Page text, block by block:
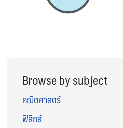
Browse by subject
คณิตศาสตร์
ฟิสิกส์